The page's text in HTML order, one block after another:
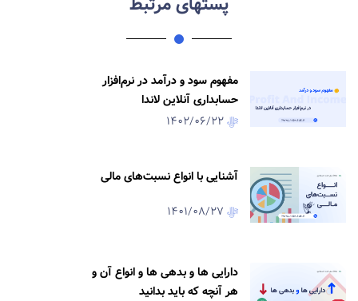
مفهوم سود و درآمد در نرم‌افزار
حسابداری آنلاین لاندا
آشنایی با انواع نسبت‌های مالی
دارایی‌ ها و بدهی ها و انواع آن و
هر آنچه که باید بدانید